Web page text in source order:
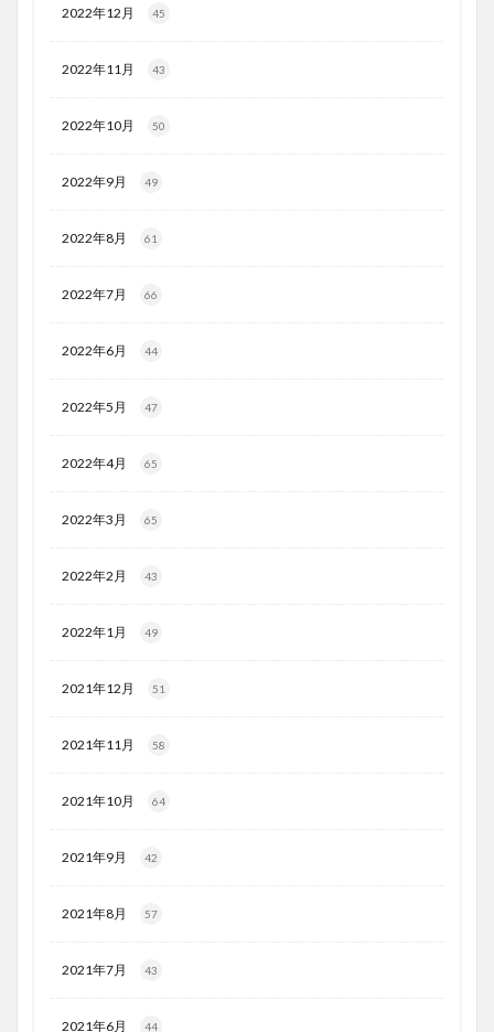
2022年12月 45
2022年11月 43
2022年10月 50
2022年9月 49
2022年8月 61
2022年7月 66
2022年6月 44
2022年5月 47
2022年4月 65
2022年3月 65
2022年2月 43
2022年1月 49
2021年12月 51
2021年11月 58
2021年10月 64
2021年9月 42
2021年8月 57
2021年7月 43
2021年6月 44